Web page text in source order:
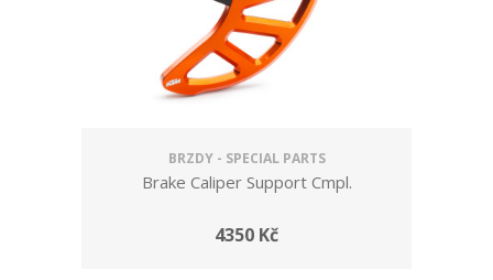
BRZDY - SPECIAL PARTS
Brake Caliper Support Cmpl.
4350 Kč